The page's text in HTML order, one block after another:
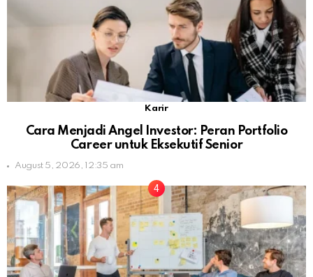
Karir
Cara Menjadi Angel Investor: Peran Portfolio
Career untuk Eksekutif Senior
August 5, 2026, 12:35 am